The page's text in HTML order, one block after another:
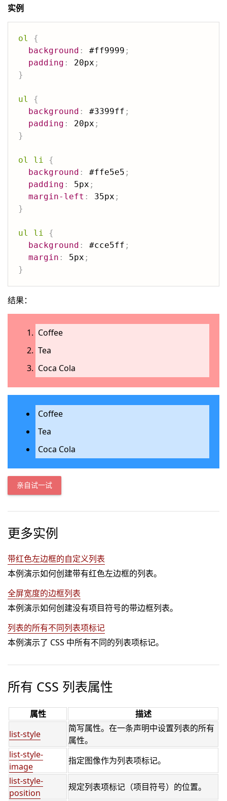
实例
ol
{
background : #ff9999 ;
padding : 20px ;
}
ul
{
background : #3399ff ;
padding : 20px ;
}
ol li
{
background : #ffe5e5 ;
padding : 5px ;
margin-left : 35px ;
}
ul li
{
background : #cce5ff ;
margin : 5px ;
}
结果：
Coffee
Tea
Coca Cola
Coffee
Tea
Coca Cola
亲自试一试
更多实例
带红色左边框的自定义列表
本例演示如何创建带有红色左边框的列表。
全屏宽度的边框列表
本例演示如何创建没有项目符号的带边框列表。
列表的所有不同列表项标记
本例演示了 CSS 中所有不同的列表项标记。
所有 CSS 列表属性
属性
描述
list-style
简写属性。在一条声明中设置列表的所有
属性。
list-style-
image
指定图像作为列表项标记。
list-style-
position
规定列表项标记（项目符号）的位置。